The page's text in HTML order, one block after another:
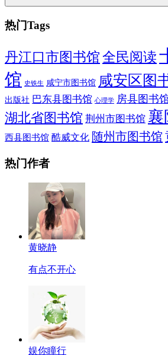
热门Tags
丹江口市图书馆 全民阅读
馆 史铁生 咸宁市图书馆 咸安区图
出版社 巴东县图书馆 心理学 房县图书
湖北省图书馆 荆州市图书馆 襄
西县图书馆 酷威文化 随州市图书馆
热门作者
黄晓静
有点不开心
娱你瞳行